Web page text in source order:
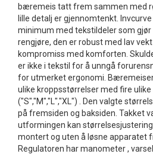
bæremeis tatt frem sammen med
lille detalj er gjennomtenkt.
minimum med tekstildeler som
rengjøre, den er robust med lav
kompromiss med komforten.
er ikke i tekstil for å unngå
for utmerket ergonomi.
ulike kroppsstørrelser med fire
("S","M","L","XL") . Den valgte
på fremsiden og baksiden. Takket
utformingen kan
montert og uten å løsne apparatet
Regulatoren har manometer ,